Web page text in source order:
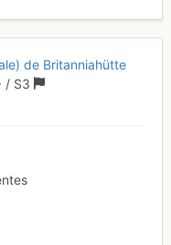
de Britanniahütte
/ S3